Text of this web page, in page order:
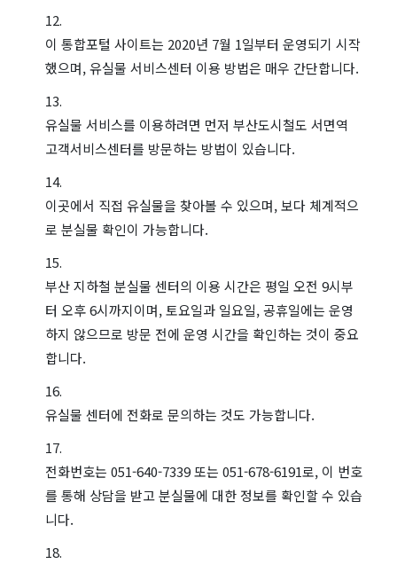
이 통합포털 사이트는 2020년 7월 1일부터 운영되기 시작
했으며, 유실물 서비스센터 이용 방법은 매우 간단합니다.
유실물 서비스를 이용하려면 먼저 부산도시철도 서면역
고객서비스센터를 방문하는 방법이 있습니다.
이곳에서 직접 유실물을 찾아볼 수 있으며, 보다 체계적으
로 분실물 확인이 가능합니다.
부산 지하철 분실물 센터의 이용 시간은 평일 오전 9시부
터 오후 6시까지이며, 토요일과 일요일, 공휴일에는 운영
하지 않으므로 방문 전에 운영 시간을 확인하는 것이 중요
합니다.
유실물 센터에 전화로 문의하는 것도 가능합니다.
전화번호는 051-640-7339 또는 051-678-6191로, 이 번호
를 통해 상담을 받고 분실물에 대한 정보를 확인할 수 있습
니다.